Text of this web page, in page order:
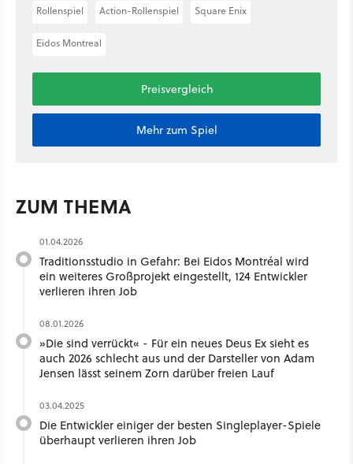
Rollenspiel Action-Rollenspiel Square Enix
Eidos Montreal
Preisvergleich
Mehr zum Spiel
ZUM THEMA
01.04.2026
Traditionsstudio in Gefahr: Bei Eidos Montréal wird
ein weiteres Großprojekt eingestellt, 124 Entwickler
verlieren ihren Job
08.01.2026
»Die sind verrückt« - Für ein neues Deus Ex sieht es
auch 2026 schlecht aus und der Darsteller von Adam
Jensen lässt seinem Zorn darüber freien Lauf
03.04.2025
Die Entwickler einiger der besten Singleplayer-Spiele
überhaupt verlieren ihren Job